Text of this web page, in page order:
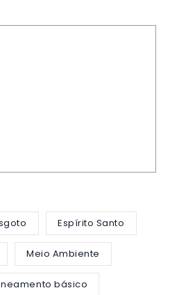
Espírito Santo
Meio Ambiente
básico